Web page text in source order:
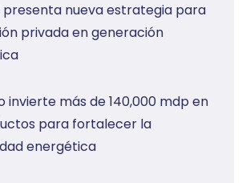
presenta nueva estrategia para
privada en generación
invierte más de 140,000 mdp en
para fortalecer la
energética